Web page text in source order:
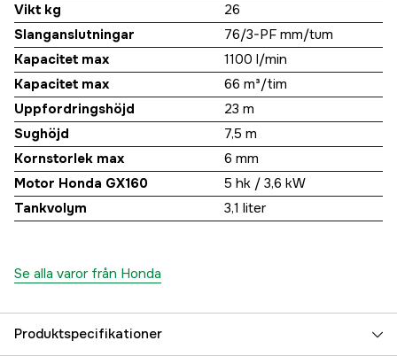
Vikt kg
26
Slanganslutningar
76/3-PF mm/tum
Kapacitet max
1100 l/min
Kapacitet max
66 m³/tim
Uppfordringshöjd
23 m
Sughöjd
7,5 m
Kornstorlek max
6 mm
Motor Honda GX160
5 hk / 3,6 kW
Tankvolym
3,1 liter
Se alla varor från Honda
Produktspecifikationer